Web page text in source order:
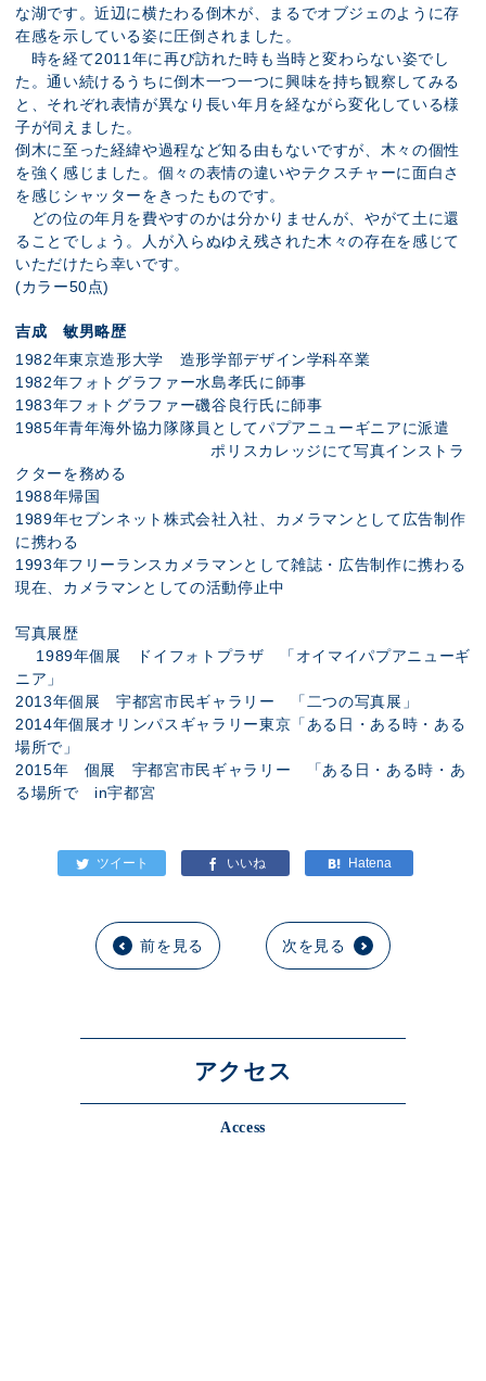
な湖です。近辺に横たわる倒木が、まるでオブジェのように存
在感を示している姿に圧倒されました。
時を経て2011年に再び訪れた時も当時と変わらない姿でし
た。通い続けるうちに倒木一つ一つに興味を持ち観察してみる
と、それぞれ表情が異なり長い年月を経ながら変化している様
子が伺えました。
倒木に至った経緯や過程など知る由もないですが、木々の個性
を強く感じました。個々の表情の違いやテクスチャーに面白さ
を感じシャッターをきったものです。
どの位の年月を費やすのかは分かりませんが、やがて土に還
ることでしょう。人が入らぬゆえ残された木々の存在を感じて
いただけたら幸いです。
(カラー50点)
吉成 敏男略歴
1982年東京造形大学 造形学部デザイン学科卒業
1982年フォトグラファー水島孝氏に師事
1983年フォトグラファー磯谷良行氏に師事
1985年青年海外協力隊隊員としてパプアニューギニアに派遣
ポリスカレッジにて写真インストラ
クターを務める
1988年帰国
1989年セブンネット株式会社入社、カメラマンとして広告制作
に携わる
1993年フリーランスカメラマンとして雑誌・広告制作に携わる
現在、カメラマンとしての活動停止中
写真展歴
1989年個展 ドイフォトプラザ 「オイマイパプアニューギ
ニア」
2013年個展 宇都宮市民ギャラリー 「二つの写真展」
2014年個展オリンパスギャラリー東京「ある日・ある時・ある
場所で」
2015年 個展 宇都宮市民ギャラリー 「ある日・ある時・あ
る場所で in宇都宮
前を見る 次を見る
アクセス
Access